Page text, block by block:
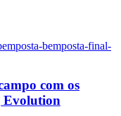
bemposta-final-
com os
Evolution